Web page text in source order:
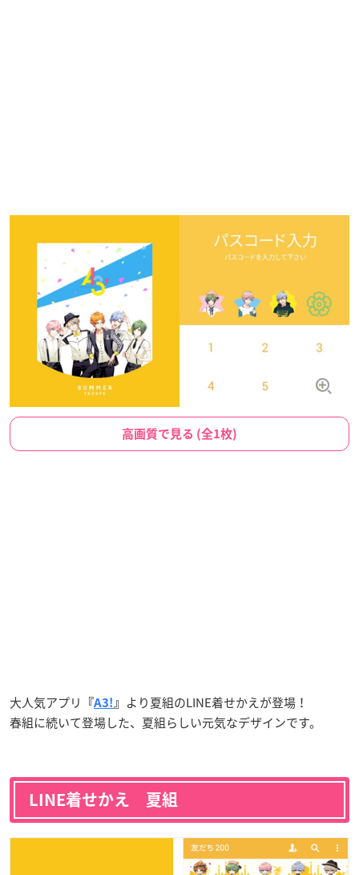
高画質で見る (全1枚)
大人気アプリ 『A3! 』
より夏組のLINE着せかえが登場！
春組に続いて登場した、夏組らしい元気なデザインです。
LINE着せかえ 夏組